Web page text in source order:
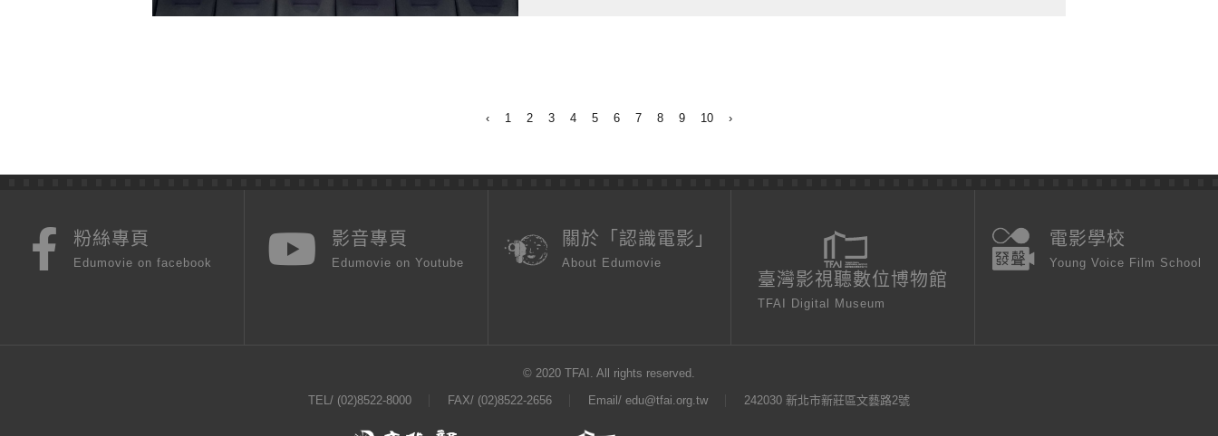
‹ 1 2 3 4 5 6 7 8 9 10 ›
粉絲專頁
Edumovie on facebook
影音專頁
Edumovie on Youtube
關於「認識電影」
About Edumovie
臺灣影視聽數位博物館
TFAI Digital Museum
電影學校
Young Voice Film School
© 2020 TFAI. All rights reserved.
TEL/ (02)8522-8000 FAX/ (02)8522-2656 Email/ edu@tfai.org.tw 242030 新北市新莊區文藝路2號